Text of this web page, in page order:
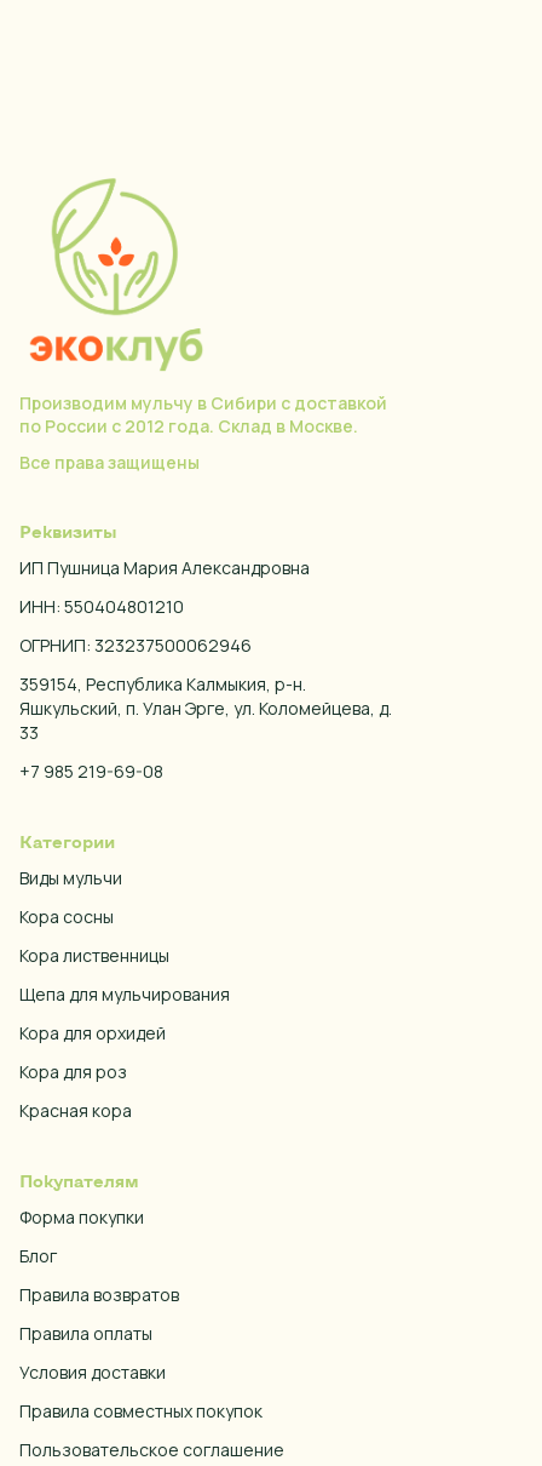
Производим мульчу в Сибири с доставкой
по России с 2012 года. Склад в Москве.
Все права защищены
Реквизиты
ИП Пушница Мария Александровна
ИНН: 550404801210
ОГРНИП: 323237500062946
359154, Республика Калмыкия, р-н.
Яшкульский, п. Улан Эрге, ул. Коломейцева, д.
33
+7 985 219-69-08
Категории
Виды мульчи
Кора сосны
Кора лиственницы
Щепа для мульчирования
Кора для орхидей
Кора для роз
Красная кора
Покупателям
Форма покупки
Блог
Правила возвратов
Правила оплаты
Условия доставки
Правила совместных покупок
Пользовательское соглашение